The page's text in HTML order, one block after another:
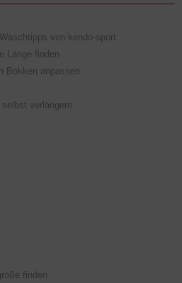
von kendo-sport
Länge finden
Bokken anpassen
verlängern
finden